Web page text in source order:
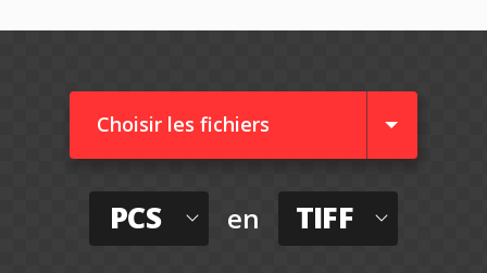
Choisir les fichiers
PCS en TIFF